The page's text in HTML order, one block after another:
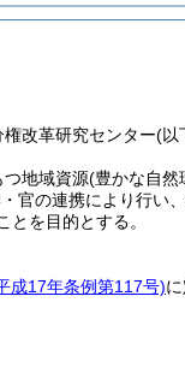
改革研究センター(以
つ地域資源(豊かな自然
官の連携により行い
を目的とする。
成17年条例第117号)